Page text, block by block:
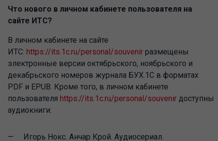
Что нового в личном кабинете пользователя на
сайте ИТС?
В личном кабинете на сайте
ИТС: https://its.1c.ru/personal/souvenir размещены
электронные версии октябрьского, ноябрьского и
декабрьского номеров журнала БУХ.1С в форматах
PDF и EPUB. Кроме того, в личном кабинете
пользователя https://its.1c.ru/personal/souvenir доступны
аудиокниги:
Игорь Нокс. Анчар Крой. Аудиосериал.